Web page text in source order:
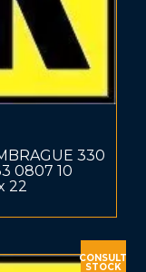
330
0807 10
22
CONSULT
STOCK